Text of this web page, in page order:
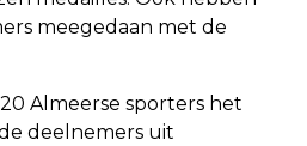
meegedaan met de
Almeerse sporters het
deelnemers uit